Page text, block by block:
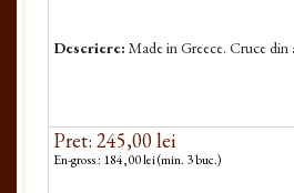
Descriere: Made in Greece. Cruce din
Pret: 245,00 lei
En-gross : 184,00 lei (min. 3 buc.)